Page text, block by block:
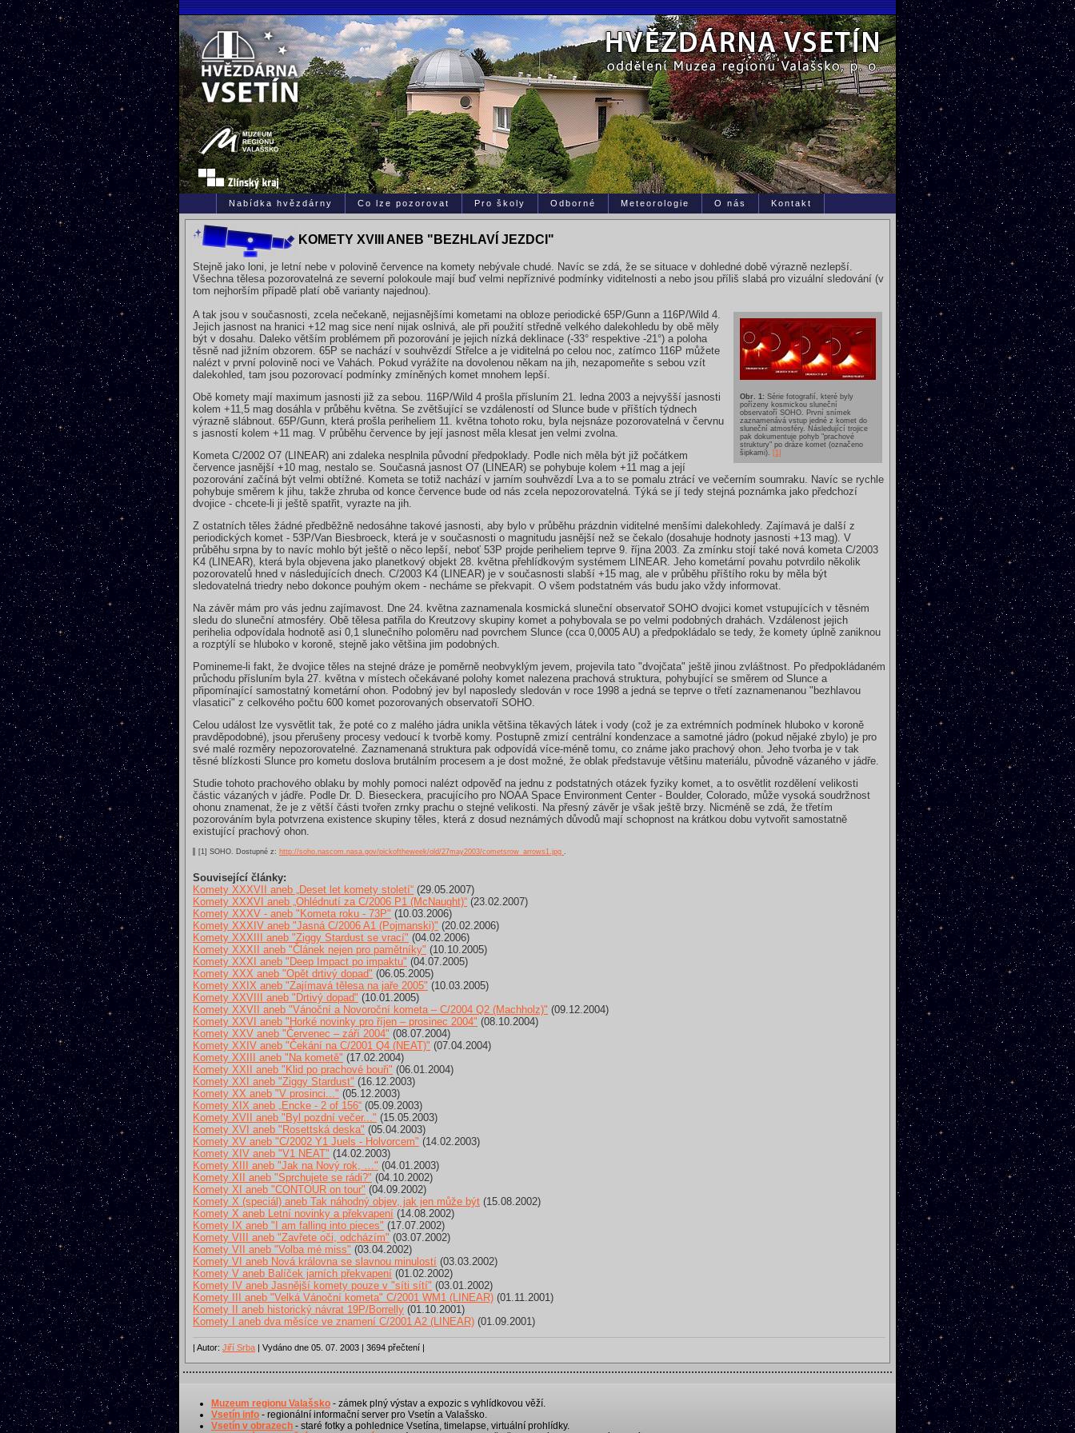
Nabídka hvězdárny Co lze pozorovat Pro školy Odborné Meteorologie O nás Kontakt
KOMETY XVIII ANEB "BEZHLAVÍ JEZDCI"
Stejně jako loni, je letní nebe v polovině července na komety nebývale chudé. Navíc se zdá, že se situace v dohledné době výrazně nezlepší.
Všechna tělesa pozorovatelná ze severní polokoule mají buď velmi nepříznivé podmínky viditelnosti a nebo jsou příliš slabá pro vizuální sledování (v
tom nejhorším případě platí obě varianty najednou).
Obr. 1: Série fotografií, které byly
pořízeny kosmickou sluneční
observatoří SOHO. První snímek
zaznamenává vstup jedné z komet do
sluneční atmosféry. Následující trojice
pak dokumentuje pohyb "prachové
struktury" po dráze komet (označeno
šipkami). [1]
A tak jsou v současnosti, zcela nečekaně, nejjasnějšími kometami na obloze periodické 65P/Gunn a 116P/Wild 4.
Jejich jasnost na hranici +12 mag sice není nijak oslnivá, ale při použití středně velkého dalekohledu by obě měly
být v dosahu. Daleko větším problémem při pozorování je jejich nízká deklinace (-33° respektive -21°) a poloha
těsně nad jižním obzorem. 65P se nachází v souhvězdí Střelce a je viditelná po celou noc, zatímco 116P můžete
nalézt v první polovině noci ve Vahách. Pokud vyrážíte na dovolenou někam na jih, nezapomeňte s sebou vzít
dalekohled, tam jsou pozorovací podmínky zmíněných komet mnohem lepší.
Obě komety mají maximum jasnosti již za sebou. 116P/Wild 4 prošla přísluním 21. ledna 2003 a nejvyšší jasnosti
kolem +11,5 mag dosáhla v průběhu května. Se zvětšující se vzdáleností od Slunce bude v příštích týdnech
výrazně slábnout. 65P/Gunn, která prošla periheliem 11. května tohoto roku, byla nejsnáze pozorovatelná v červnu
s jasností kolem +11 mag. V průběhu července by její jasnost měla klesat jen velmi zvolna.
Kometa C/2002 O7 (LINEAR) ani zdaleka nesplnila původní předpoklady. Podle nich měla být již počátkem
července jasnější +10 mag, nestalo se. Současná jasnost O7 (LINEAR) se pohybuje kolem +11 mag a její
pozorování začíná být velmi obtížné. Kometa se totiž nachází v jarním souhvězdí Lva a to se pomalu ztrácí ve večerním soumraku. Navíc se rychle
pohybuje směrem k jihu, takže zhruba od konce července bude od nás zcela nepozorovatelná. Týká se jí tedy stejná poznámka jako předchozí
dvojice - chcete-li ji ještě spatřit, vyrazte na jih.
Z ostatních těles žádné předběžně nedosáhne takové jasnosti, aby bylo v průběhu prázdnin viditelné menšími dalekohledy. Zajímavá je další z
periodických komet - 53P/Van Biesbroeck, která je v současnosti o magnitudu jasnější než se čekalo (dosahuje hodnoty jasnosti +13 mag). V
průběhu srpna by to navíc mohlo být ještě o něco lepší, neboť 53P projde periheliem teprve 9. října 2003. Za zmínku stojí také nová kometa C/2003
K4 (LINEAR), která byla objevena jako planetkový objekt 28. května přehlídkovým systémem LINEAR. Jeho kometární povahu potvrdilo několik
pozorovatelů hned v následujících dnech. C/2003 K4 (LINEAR) je v současnosti slabší +15 mag, ale v průběhu příštího roku by měla být
sledovatelná triedry nebo dokonce pouhým okem - necháme se překvapit. O všem podstatném vás budu jako vždy informovat.
Na závěr mám pro vás jednu zajímavost. Dne 24. května zaznamenala kosmická sluneční observatoř SOHO dvojici komet vstupujících v těsném
sledu do sluneční atmosféry. Obě tělesa patřila do Kreutzovy skupiny komet a pohybovala se po velmi podobných drahách. Vzdálenost jejich
perihelia odpovídala hodnotě asi 0,1 slunečního poloměru nad povrchem Slunce (cca 0,0005 AU) a předpokládalo se tedy, že komety úplně zaniknou
a rozptýlí se hluboko v koroně, stejně jako většina jim podobných.
Pomineme-li fakt, že dvojice těles na stejné dráze je poměrně neobvyklým jevem, projevila tato "dvojčata" ještě jinou zvláštnost. Po předpokládaném
průchodu přísluním byla 27. května v místech očekávané polohy komet nalezena prachová struktura, pohybující se směrem od Slunce a
připomínající samostatný kometární ohon. Podobný jev byl naposledy sledován v roce 1998 a jedná se teprve o třetí zaznamenanou "bezhlavou
vlasatici" z celkového počtu 600 komet pozorovaných observatoří SOHO.
Celou událost lze vysvětlit tak, že poté co z malého jádra unikla většina těkavých látek i vody (což je za extrémních podmínek hluboko v koroně
pravděpodobné), jsou přerušeny procesy vedoucí k tvorbě komy. Postupně zmizí centrální kondenzace a samotné jádro (pokud nějaké zbylo) je pro
své malé rozměry nepozorovatelné. Zaznamenaná struktura pak odpovídá více-méně tomu, co známe jako prachový ohon. Jeho tvorba je v tak
těsné blízkosti Slunce pro kometu doslova brutálním procesem a je dost možné, že oblak představuje většinu materiálu, původně vázaného v jádře.
Studie tohoto prachového oblaku by mohly pomoci nalézt odpověď na jednu z podstatných otázek fyziky komet, a to osvětlit rozdělení velikosti
částic vázaných v jádře. Podle Dr. D. Bieseckera, pracujícího pro NOAA Space Environment Center - Boulder, Colorado, může vysoká soudržnost
ohonu znamenat, že je z větší části tvořen zrnky prachu o stejné velikosti. Na přesný závěr je však ještě brzy. Nicméně se zdá, že třetím
pozorováním byla potvrzena existence skupiny těles, která z dosud neznámých důvodů mají schopnost na krátkou dobu vytvořit samostatně
existující prachový ohon.
[1] SOHO. Dostupné z: http://soho.nascom.nasa.gov/pickoftheweek/old/27may2003/cometsrow_arrows1.jpg
Související články:
Komety XXXVII aneb „Deset let komety století“ (29.05.2007)
Komety XXXVI aneb „Ohlédnutí za C/2006 P1 (McNaught)“ (23.02.2007)
Komety XXXV - aneb "Kometa roku - 73P" (10.03.2006)
Komety XXXIV aneb "Jasná C/2006 A1 (Pojmanski)" (20.02.2006)
Komety XXXIII aneb "Ziggy Stardust se vrací" (04.02.2006)
Komety XXXII aneb "Článek nejen pro pamětníky" (10.10.2005)
Komety XXXI aneb "Deep Impact po impaktu" (04.07.2005)
Komety XXX aneb "Opět drtivý dopad" (06.05.2005)
Komety XXIX aneb "Zajímavá tělesa na jaře 2005" (10.03.2005)
Komety XXVIII aneb "Drtivý dopad" (10.01.2005)
Komety XXVII aneb "Vánoční a Novoroční kometa – C/2004 Q2 (Machholz)" (09.12.2004)
Komety XXVI aneb "Horké novinky pro říjen – prosinec 2004" (08.10.2004)
Komety XXV aneb "Červenec – září 2004" (08.07.2004)
Komety XXIV aneb "Čekání na C/2001 Q4 (NEAT)" (07.04.2004)
Komety XXIII aneb "Na kometě" (17.02.2004)
Komety XXII aneb "Klid po prachové bouři" (06.01.2004)
Komety XXI aneb "Ziggy Stardust" (16.12.2003)
Komety XX aneb "V prosinci..." (05.12.2003)
Komety XIX aneb „Encke - 2 of 156“ (05.09.2003)
Komety XVII aneb "Byl pozdní večer..." (15.05.2003)
Komety XVI aneb "Rosettská deska" (05.04.2003)
Komety XV aneb "C/2002 Y1 Juels - Holvorcem" (14.02.2003)
Komety XIV aneb "V1 NEAT" (14.02.2003)
Komety XIII aneb "Jak na Nový rok, …" (04.01.2003)
Komety XII aneb "Sprchujete se rádi?" (04.10.2002)
Komety XI aneb "CONTOUR on tour" (04.09.2002)
Komety X (speciál) aneb Tak náhodný objev, jak jen může být (15.08.2002)
Komety X aneb Letní novinky a překvapení (14.08.2002)
Komety IX aneb "I am falling into pieces" (17.07.2002)
Komety VIII aneb "Zavřete oči, odcházím" (03.07.2002)
Komety VII aneb "Volba mé miss" (03.04.2002)
Komety VI aneb Nová královna se slavnou minulostí (03.03.2002)
Komety V aneb Balíček jarních překvapení (01.02.2002)
Komety IV aneb Jasnější komety pouze v "síti sítí" (03.01.2002)
Komety III aneb "Velká Vánoční kometa" C/2001 WM1 (LINEAR) (01.11.2001)
Komety II aneb historický návrat 19P/Borrelly (01.10.2001)
Komety I aneb dva měsíce ve znamení C/2001 A2 (LINEAR) (01.09.2001)
| Autor: Jiří Srba | Vydáno dne 05. 07. 2003 | 3694 přečtení |
Muzeum regionu Valašsko - zámek plný výstav a expozic s vyhlídkovou věží.
Vsetín info - regionální informační server pro Vsetín a Valašsko.
Vsetín v obrazech - staré fotky a pohlednice Vsetína, timelapse, virtuální prohlídky.